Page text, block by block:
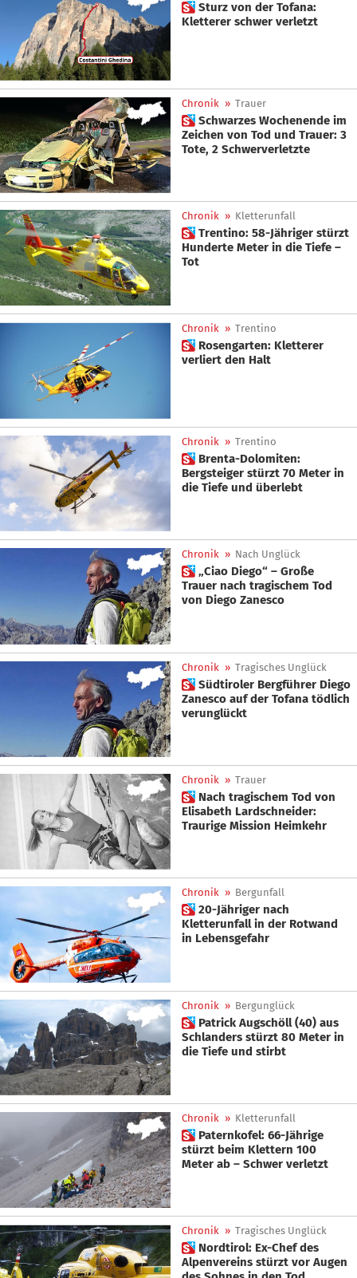
 Sturz von der Tofana:
Kletterer schwer verletzt
Chronik » Trauer
 Schwarzes Wochenende im
Zeichen von Tod und Trauer: 3
Tote, 2 Schwerverletzte
Chronik » Kletterunfall
 Trentino: 58-Jähriger stürzt
Hunderte Meter in die Tiefe –
Tot
Chronik » Trentino
 Rosengarten: Kletterer
verliert den Halt
Chronik » Trentino
 Brenta-Dolomiten:
Bergsteiger stürzt 70 Meter in
die Tiefe und überlebt
Chronik » Nach Unglück
 „Ciao Diego“ – Große
Trauer nach tragischem Tod
von Diego Zanesco
Chronik » Tragisches Unglück
 Südtiroler Bergführer Diego
Zanesco auf der Tofana tödlich
verunglückt
Chronik » Trauer
 Nach tragischem Tod von
Elisabeth Lardschneider:
Traurige Mission Heimkehr
Chronik » Bergunfall
 20-Jähriger nach
Kletterunfall in der Rotwand
in Lebensgefahr
Chronik » Bergunglück
 Patrick Augschöll (40) aus
Schlanders stürzt 80 Meter in
die Tiefe und stirbt
Chronik » Kletterunfall
 Paternkofel: 66-Jährige
stürzt beim Klettern 100
Meter ab – Schwer verletzt
Chronik » Tragisches Unglück
 Nordtirol: Ex-Chef des
Alpenvereins stürzt vor Augen